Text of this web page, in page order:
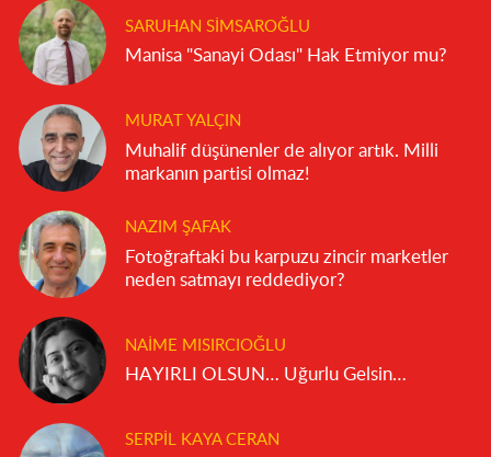
SARUHAN SIMSAROĞLU
Manisa "Sanayi Odası" Hak Etmiyor mu?
MURAT YALÇIN
Muhalif düşünenler de alıyor artık. Milli
markanın partisi olmaz!
NAZIM ŞAFAK
Fotoğraftaki bu karpuzu zincir marketler
neden satmayı reddediyor?
NAIME MISIRCIOĞLU
HAYIRLI OLSUN… Uğurlu Gelsin…
SERPIL KAYA CERAN